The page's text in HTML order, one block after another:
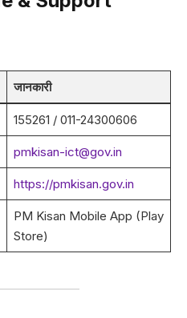
जानकारी
155261 / 011-24300606
pmkisan-ict@gov.in
https://pmkisan.gov.in
PM Kisan Mobile App (Play
Store)